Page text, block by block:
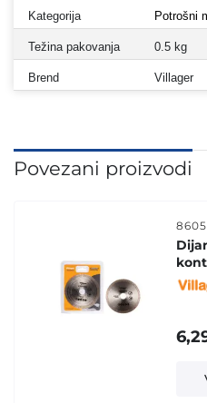
Kategorija Potrošni
Težina pakovanja 0.5 kg
Brend Villager
Povezani proizvodi